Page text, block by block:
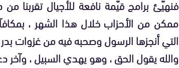
فنهيّئ برامج قيّمة نافعة للأجيال تقربنا
ممكن من الأحزاب خلال هذا الشهر ،
التي أنجزها الرسول وصحبه فيه من غزوات
والله يقول الحق ، وهو يهدي السبيل ، وآخر